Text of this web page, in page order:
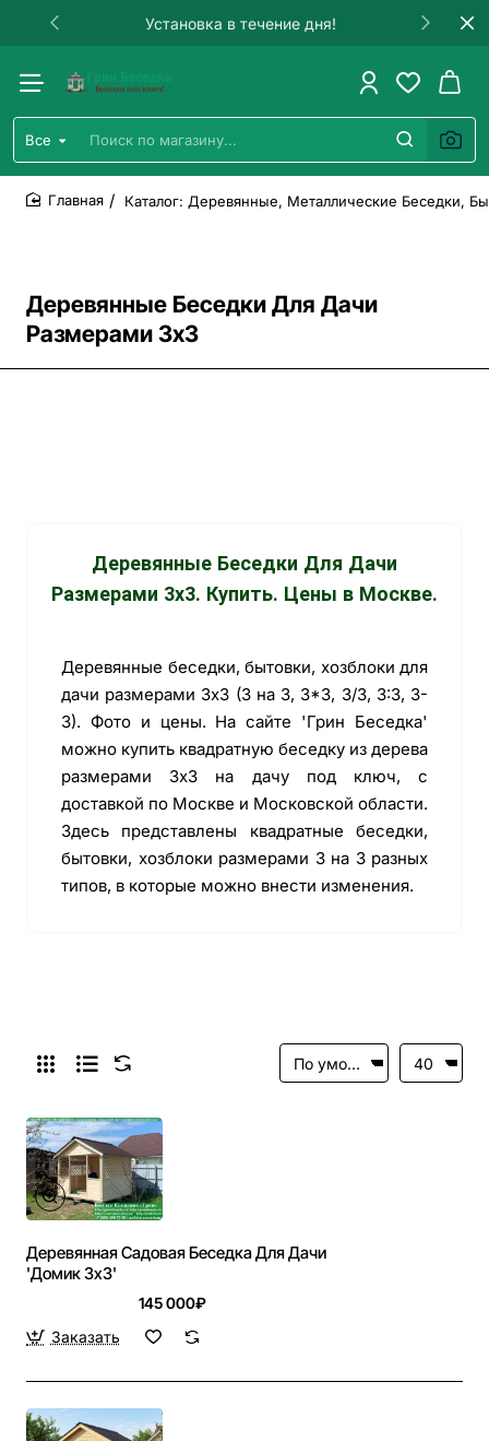
Установка в течение дня!
Все
Поиск
по
магазину...
Деревянные Беседки Для Дачи
Размерами 3х3
Каталог: Деревянные, Металлические Беседки,
Деревянные Беседки Для Дачи
Размерами 3х3. Купить. Цены в Москве.
Деревянные беседки, бытовки, хозблоки для
дачи размерами 3х3 (3 на 3, 3*3, 3/3, 3:3, 3-
3). Фото и цены. На сайте 'Грин Беседка'
можно купить квадратную беседку из дерева
размерами 3х3 на дачу под ключ, с
доставкой по Москве и Московской области.
Здесь представлены квадратные беседки,
бытовки, хозблоки размерами 3 на 3 разных
типов, в которые можно внести изменения.
Деревянная Садовая Беседка Для Дачи
'Домик 3х3'
145 000₽
Заказать